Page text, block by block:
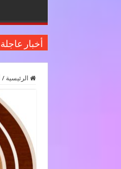
أخبار عاجلة
الرئيسية /